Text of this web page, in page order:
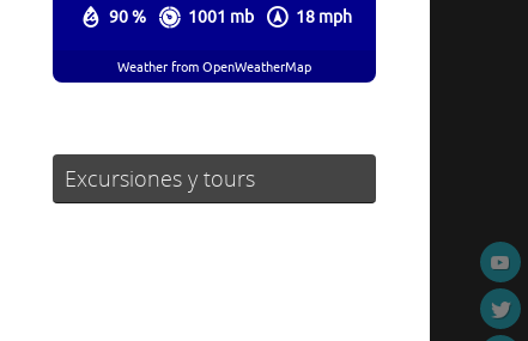
90 % 1001 mb 18 mph
Weather from OpenWeatherMap
Excursiones y tours